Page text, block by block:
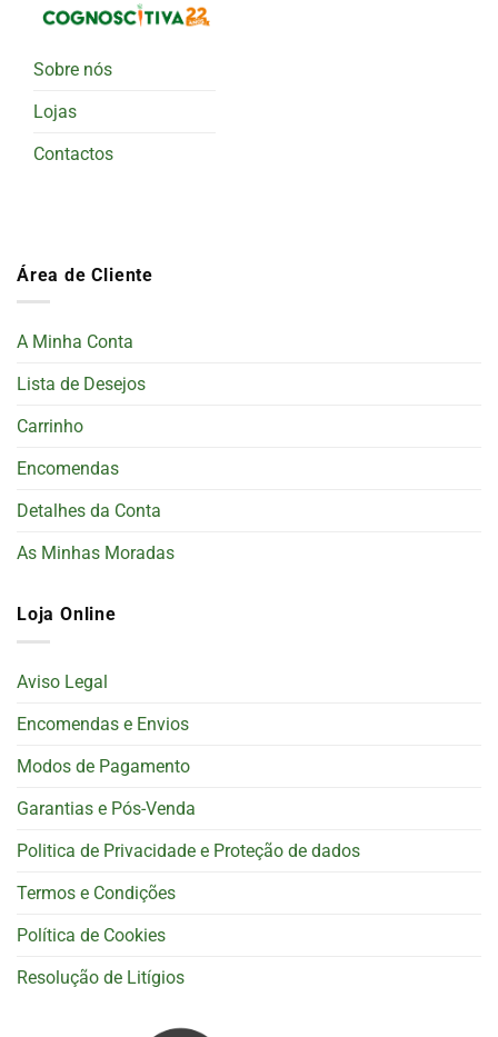
Sobre nós
Lojas
Contactos
Área de Cliente
A Minha Conta
Lista de Desejos
Carrinho
Encomendas
Detalhes da Conta
As Minhas Moradas
Loja Online
Aviso Legal
Encomendas e Envios
Modos de Pagamento
Garantias e Pós-Venda
Politica de Privacidade e Proteção de dados
Termos e Condições
Política de Cookies
Resolução de Litígios